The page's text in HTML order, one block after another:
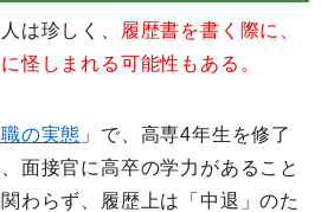
は珍しく、
履歴書を書く際に、
怪しまれる可能性もある。
の実態 」で、高専4年生を修了
面接官に高卒の学力があること
わらず、履歴上は「中退」のた